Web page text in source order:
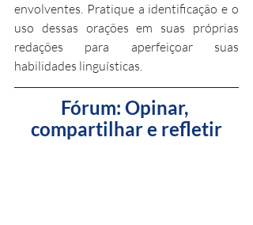
envolventes. Pratique a identificação e o
uso dessas orações em suas próprias
redações para aperfeiçoar suas
habilidades linguísticas.
Fórum: Opinar,
compartilhar e refletir